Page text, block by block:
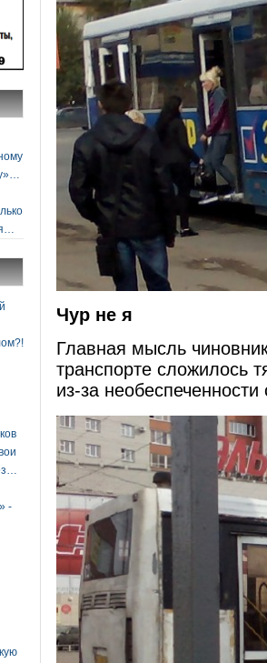
-
Чур не я
Главная мысль
транспорте сложилось
из-за